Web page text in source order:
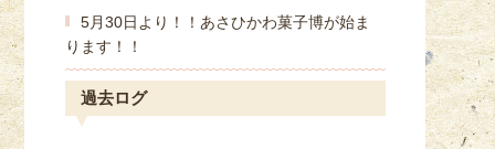
5月30日より！！あさひかわ菓子博が始ま
ります！！
過去ログ